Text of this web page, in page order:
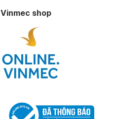
Vinmec shop